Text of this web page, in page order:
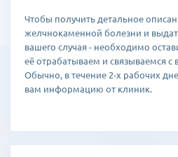
Чтобы получить детальное
желчнокаменной болезни и
вашего случая - необходимо
её отрабатываем и связываемся с
Обычно, в течение 2-х рабочих
вам информацию от клиник.